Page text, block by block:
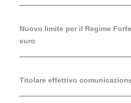
Nuovo limite per il Regime
euro
Titolare effettivo